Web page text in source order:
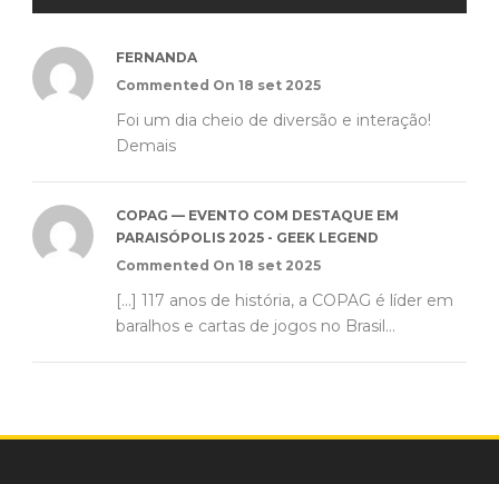
FERNANDA
Commented On 18 set 2025
Foi um dia cheio de diversão e interação!
Demais
COPAG — EVENTO COM DESTAQUE EM
PARAISÓPOLIS 2025 - GEEK LEGEND
Commented On 18 set 2025
[…] 117 anos de história, a COPAG é líder em
baralhos e cartas de jogos no Brasil...